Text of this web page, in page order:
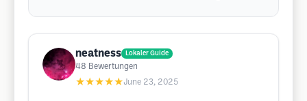
neatness Lokaler Guide
48 Bewertungen
★★★★★June 23, 2025